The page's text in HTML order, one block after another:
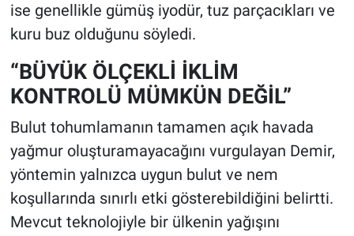
ise genellikle gümüş iyodür, tuz parçacıkları ve
kuru buz olduğunu söyledi.
“BÜYÜK ÖLÇEKLİ İKLİM
KONTROLÜ MÜMKÜN DEĞİL”
Bulut tohumlamanın tamamen açık havada
yağmur oluşturamayacağını vurgulayan Demir,
yöntemin yalnızca uygun bulut ve nem
koşullarında sınırlı etki gösterebildiğini belirtti.
Mevcut teknolojiyle bir ülkenin yağışını